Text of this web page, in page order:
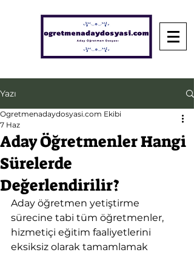
Yazı
Aday Öğretmenler Hangi
Sürelerde
Değerlendirilir?
Ogretmenadaydosyasi.com Ekibi
7 Haz
Aday öğretmen yetiştirme
sürecine tabi tüm öğretmenler,
hizmetiçi eğitim faaliyetlerini
eksiksiz olarak tamamlamak